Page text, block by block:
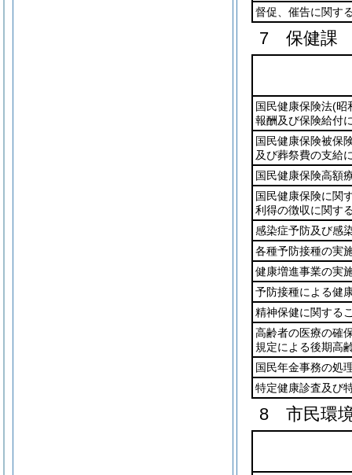
督促、催告に関す
7 保健課
国民健康保険法(昭
報酬及び保険給付
国民健康保険被保
及び葬祭費の支給
国民健康保険高額
国民健康保険に関
利得の徴収に関す
感染症予防及び感
各種予防接種の実
健康増進事業の実
予防接種による健
精神保健に関する
高齢者の医療の確
規定による後期高
国民年金事務の処
特定健康診査及び
8 市民環